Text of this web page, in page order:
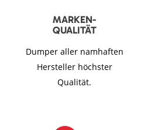
MARKEN-
QUALITÄT
Dumper aller namhaften
Hersteller höchster
Qualität.